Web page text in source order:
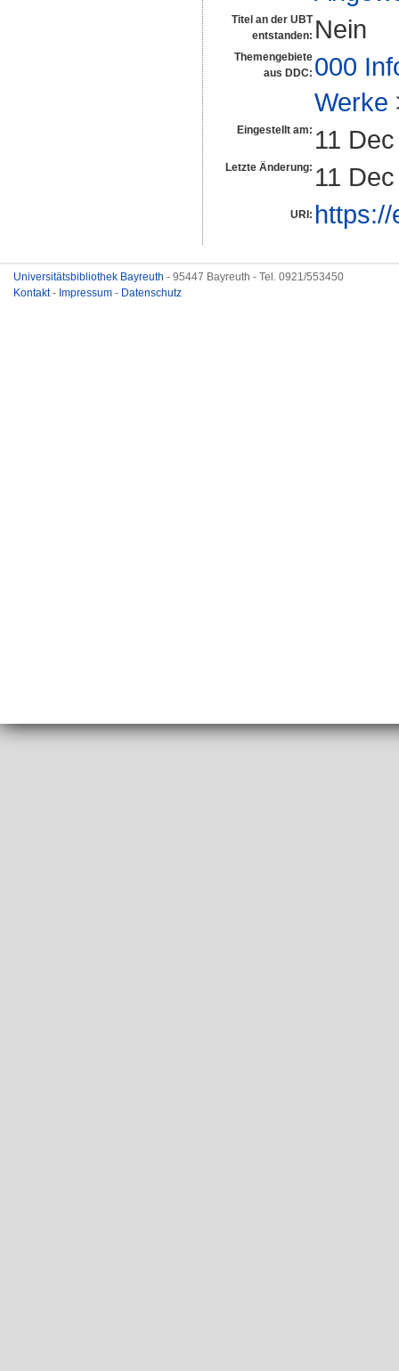
Titel an der UBT
entstanden: Nein
Themengebiete
aus DDC: 000
Werke
Eingestellt am: 11
Letzte Änderung: 11
URI:
Universitätsbibliothek Bayreuth - 95447 Bayreuth - Tel. 0921/553450
Kontakt- Impressum - Datenschutz